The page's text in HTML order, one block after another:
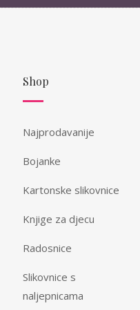
Shop
Najprodavanije
Bojanke
Kartonske slikovnice
Knjige za djecu
Radosnice
Slikovnice s
naljepnicama